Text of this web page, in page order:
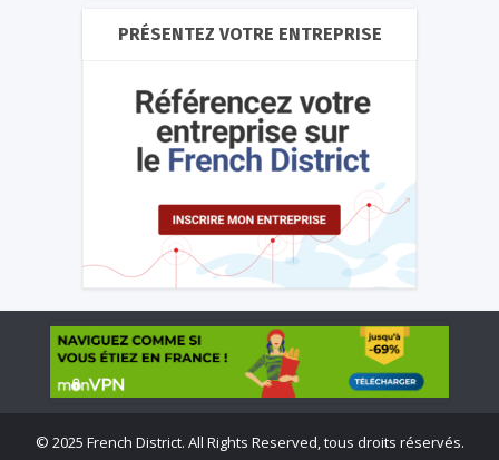
PRÉSENTEZ VOTRE ENTREPRISE
© 2025 French District. All Rights Reserved, tous droits réservés.